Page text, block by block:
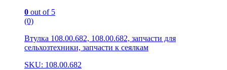
0 out of 5
(0)
Втулка 108.00.682, 108.00.682, запчасти для
сельхозтехники, запчасти к сеялкам
SKU: 108.00.682